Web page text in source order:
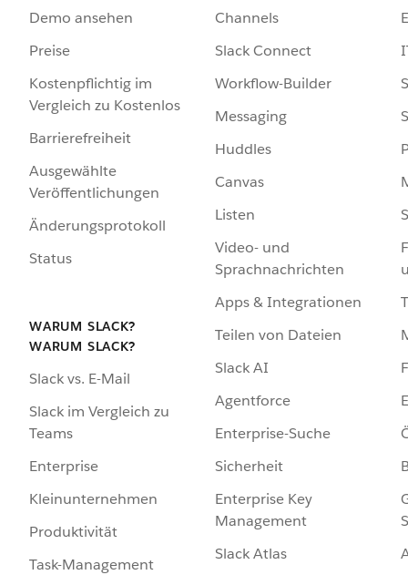
Demo ansehen
Preise
Kostenpflichtig im
Vergleich zu Kostenlos
Barrierefreiheit
Ausgewählte
Veröffentlichungen
Änderungsprotokoll
Status
WARUM SLACK?
WARUM SLACK?
Slack vs. E-Mail
Slack im Vergleich zu
Teams
Enterprise
Kleinunternehmen
Produktivität
Task-Management
Channels
Slack Connect
Workflow-Builder
Messaging
Huddles
Canvas
Listen
Video- und
Sprachnachrichten
Apps & Integrationen
Teilen von Dateien
Slack AI
Agentforce
Enterprise-Suche
Sicherheit
Enterprise Key
Management
Slack Atlas